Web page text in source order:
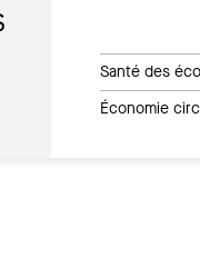
Santé des
Économie